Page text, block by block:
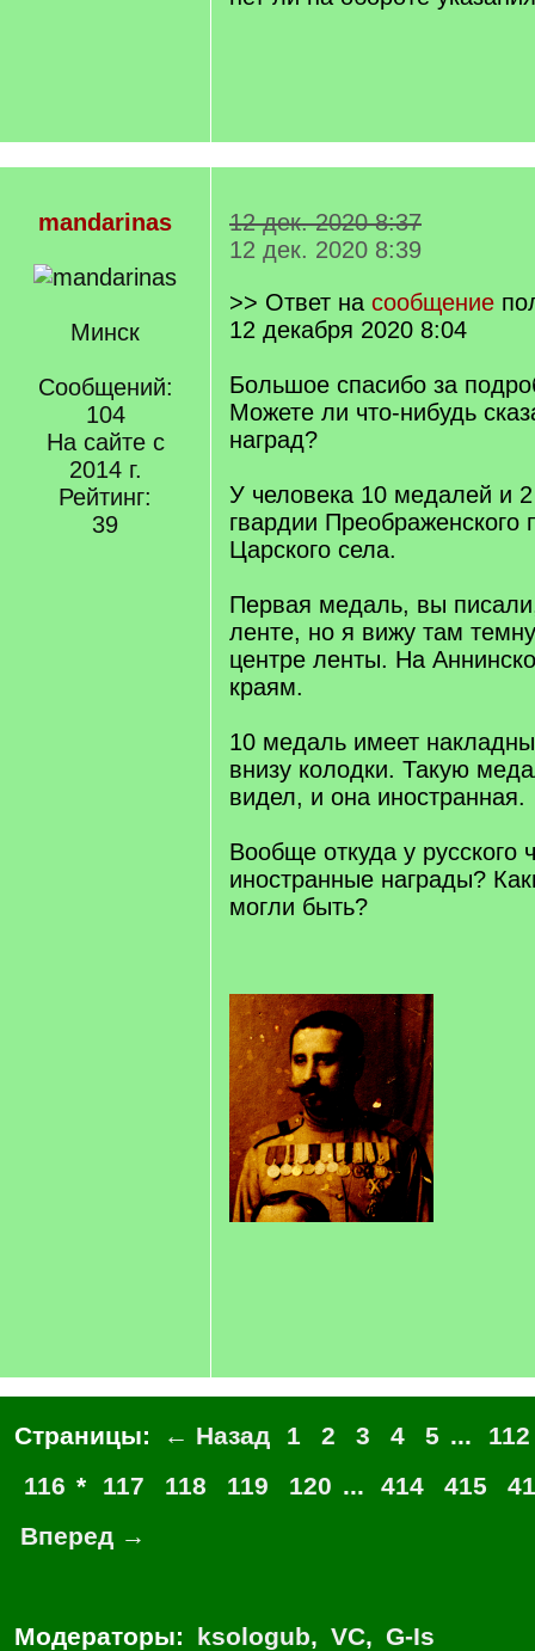
mandarinas
Минск
Сообщений:
104
На сайте с
2014 г.
Рейтинг:
39
12 дек. 2020 8:37
12 дек. 2020 8:39
>> Ответ на сообщение
12 декабря 2020 8:04
Большое спасибо за
Можете ли что-нибудь
наград?
У человека 10 медалей и
гвардии Преображенского
Царского села.
Первая медаль, вы
ленте, но я вижу там
центре ленты. На
краям.
10 медаль имеет
внизу колодки. Такую
видел, и она иностранная.
Вообще откуда у русского
иностранные награды?
могли быть?
Страницы: ← Назад 1 2 3 4 5 ...
112
116 * 117 118 119 120 ... 414 415
Вперед →
Модераторы: ksologub, VC, G-Is